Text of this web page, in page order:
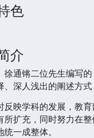
色
介
徐通锵二位先生编写
、深人浅出的阐述方式
反映学科的发展，教
所扩充，同时努力在
一成整体。